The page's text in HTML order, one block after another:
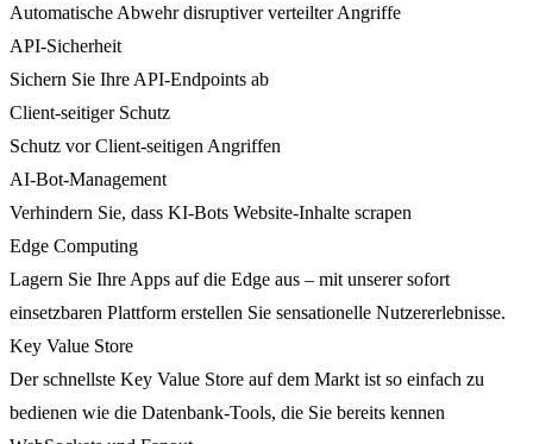
Automatische Abwehr disruptiver verteilter Angriffe
API-Sicherheit
Sichern Sie Ihre API-Endpoints ab
Client-seitiger Schutz
Schutz vor Client-seitigen Angriffen
AI-Bot-Management
Verhindern Sie, dass KI-Bots Website-Inhalte scrapen
Edge Computing
Lagern Sie Ihre Apps auf die Edge aus – mit unserer sofort
einsetzbaren Plattform erstellen Sie sensationelle Nutzererlebnisse.
Key Value Store
Der schnellste Key Value Store auf dem Markt ist so einfach zu
bedienen wie die Datenbank-Tools, die Sie bereits kennen